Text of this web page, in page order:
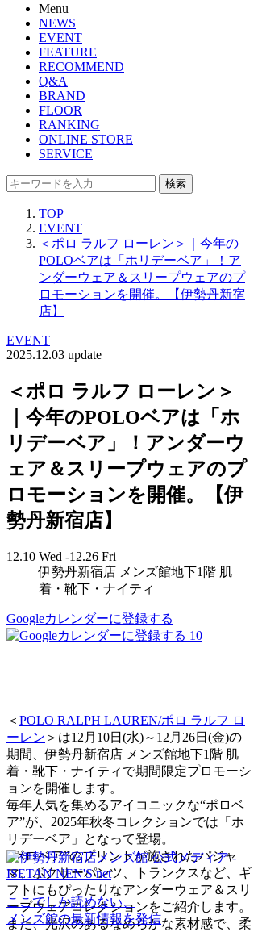
Menu
NEWS
EVENT
FEATURE
RECOMMEND
Q&A
BRAND
FLOOR
RANKING
ONLINE STORE
SERVICE
検索
TOP
EVENT
＜ポロ ラルフ ローレン＞｜今年の
POLOベアは「ホリデーベア」！ア
ンダーウェア＆スリープウェアのプ
ロモーションを開催。【伊勢丹新宿
店】
EVENT
2025.12.03 update
＜ポロ ラルフ ローレン＞
｜今年のPOLOベアは「ホ
リデーベア」！アンダーウ
ェア＆スリープウェアのプ
ロモーションを開催。【伊
勢丹新宿店】
12.10 Wed -12.26 Fri
伊勢丹新宿店 メンズ館地下1階 肌
着・靴下・ナイティ
Googleカレンダーに登録する
10
＜ POLO RALPH LAUREN/ポロ ラルフ ロ
ーレン ＞は12月10日(水)～12月26日(金)の
期間、伊勢丹新宿店 メンズ館地下1階 肌
着・靴下・ナイティで期間限定プロモーシ
ョンを開催します。
毎年人気を集めるアイコニックな“ポロベ
ア”が、2025年秋冬コレクションでは「ホ
リデーベア」となって登場。
“ポロベア”のプリントが施されたパジャ
マ、ボクサーパンツ、トランクスなど、ギ
フトにもぴったりなアンダーウェア＆スリ
ープウェアコレクションをご紹介します。
また、光沢のあるなめらかな素材感で、柔
ここでしか読めない、
メンズ館の最新情報を発信